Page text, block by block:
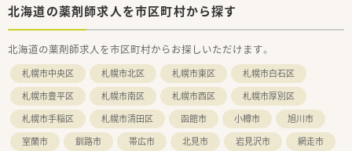
北海道の薬剤師求人を市区町村から探す
北海道の薬剤師求人を市区町村からお探しいただけます。
札幌市中央区 札幌市北区 札幌市東区
札幌市白石区
札幌市豊平区
札幌市南区 札幌市西区
札幌市厚別区
札幌市手稲区
札幌市清田区 函館市 小樽市
旭川市
室蘭市
釧路市 帯広市 北見市 岩見沢市
網走市